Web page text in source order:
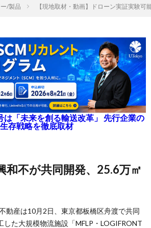
/製品 【現地取材・動画】ドローン実証実験
は「未来を創る輸送改革」 先行企業の
生存戦略を徹底取材
動産は10月2日、東京都板橋区舟渡で共同
した大規模物流施設「MFLP・LOGIFRONT